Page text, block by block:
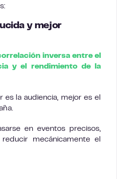
y mejor
inversa entre el
y el rendimiento de la
es la audiencia, mejor es el
en eventos precisos,
mecánicamente el